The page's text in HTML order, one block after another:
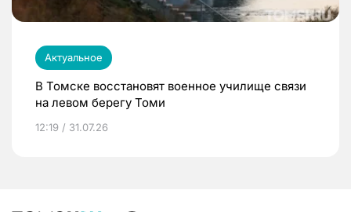
Актуальное
В Томске восстановят военное училище связи
на левом берегу Томи
12:19 / 31.07.26